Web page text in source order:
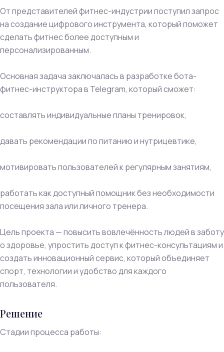
От представителей фитнес-индустрии поступил запрос
на создание цифрового инструмента, который поможет
сделать фитнес более доступным и
персонализированным.
Основная задача заключалась в разработке бота-
фитнес-инструктора в Telegram, который сможет:
составлять индивидуальные планы тренировок,
давать рекомендации по питанию и нутрицевтике,
мотивировать пользователей к регулярным занятиям,
работать как доступный помощник без необходимости
посещения зала или личного тренера.
Цель проекта — повысить вовлечённость людей в заботу
о здоровье, упростить доступ к фитнес-консультациям и
создать инновационный сервис, который объединяет
спорт, технологии и удобство для каждого
пользователя.
Решение
Стадии процесса работы: